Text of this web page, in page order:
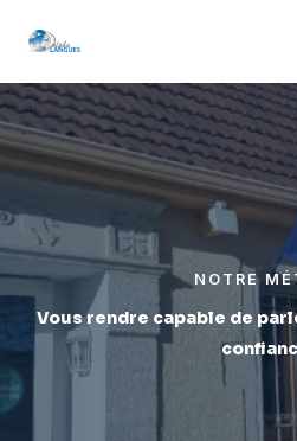
NOTRE
Vous rendre capable de